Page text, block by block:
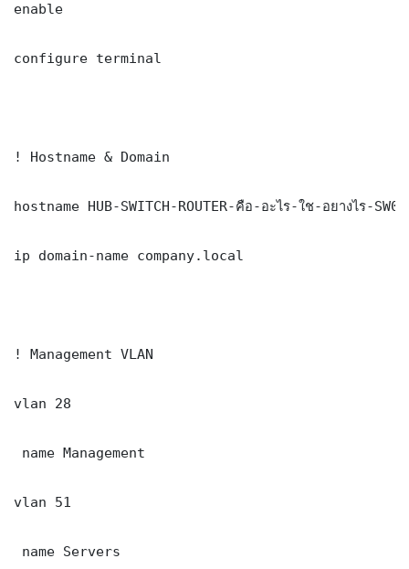
enable
configure terminal
! Hostname & Domain
hostname HUB-SWITCH-ROUTER-คือ-อะไร-ใช-อยางไร-SW01
ip domain-name company.local
! Management VLAN
vlan 28
name Management
vlan 51
name Servers